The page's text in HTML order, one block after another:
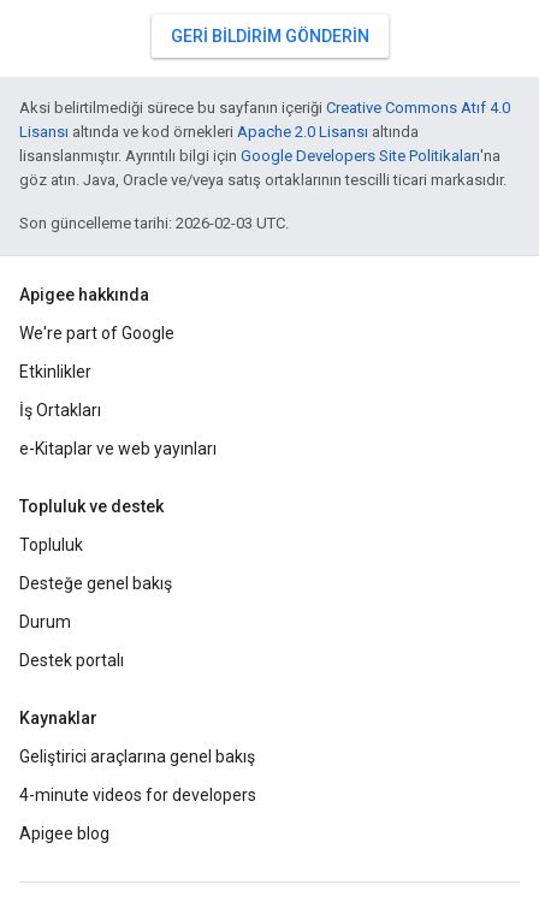
GERI BILDIRIM GÖNDERIN
Aksi belirtilmediği sürece bu sayfanın içeriği Creative Commons Atıf 4.0
Lisansı altında ve kod örnekleri Apache 2.0 Lisansı altında
lisanslanmıştır. Ayrıntılı bilgi için Google Developers Site Politikaları'na
göz atın. Java, Oracle ve/veya satış ortaklarının tescilli ticari markasıdır.
Son güncelleme tarihi: 2026-02-03 UTC.
Apigee hakkında
We're part of Google
Etkinlikler
İş Ortakları
e-Kitaplar ve web yayınları
Topluluk ve destek
Topluluk
Desteğe genel bakış
Durum
Destek portalı
Kaynaklar
Geliştirici araçlarına genel bakış
4-minute videos for developers
Apigee blog